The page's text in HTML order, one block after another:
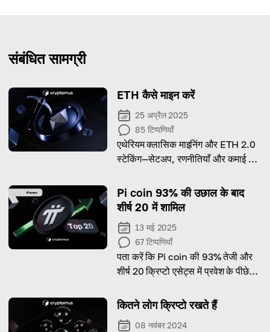
संबंधित सामग्री
ETH कैसे माइन करें
25 अप्रैल 2025
85 टिप्पणियाँ
एथेरियम क्लासिक माइनिंग और ETH 2.0
स्टेकिंग—सेटअप, रणनीतियाँ और कमाई के
Pi coin 93% की उछाल के बाद
शीर्ष 20 में शामिल
13 मई 2025
67 टिप्पणियाँ
पता करें कि Pi coin की 93% तेजी और
शीर्ष 20 क्रिप्टो एसेट्स में प्रवेश के पीछे
कितने लोग क्रिप्टो रखते हैं
08 नवंबर 2024